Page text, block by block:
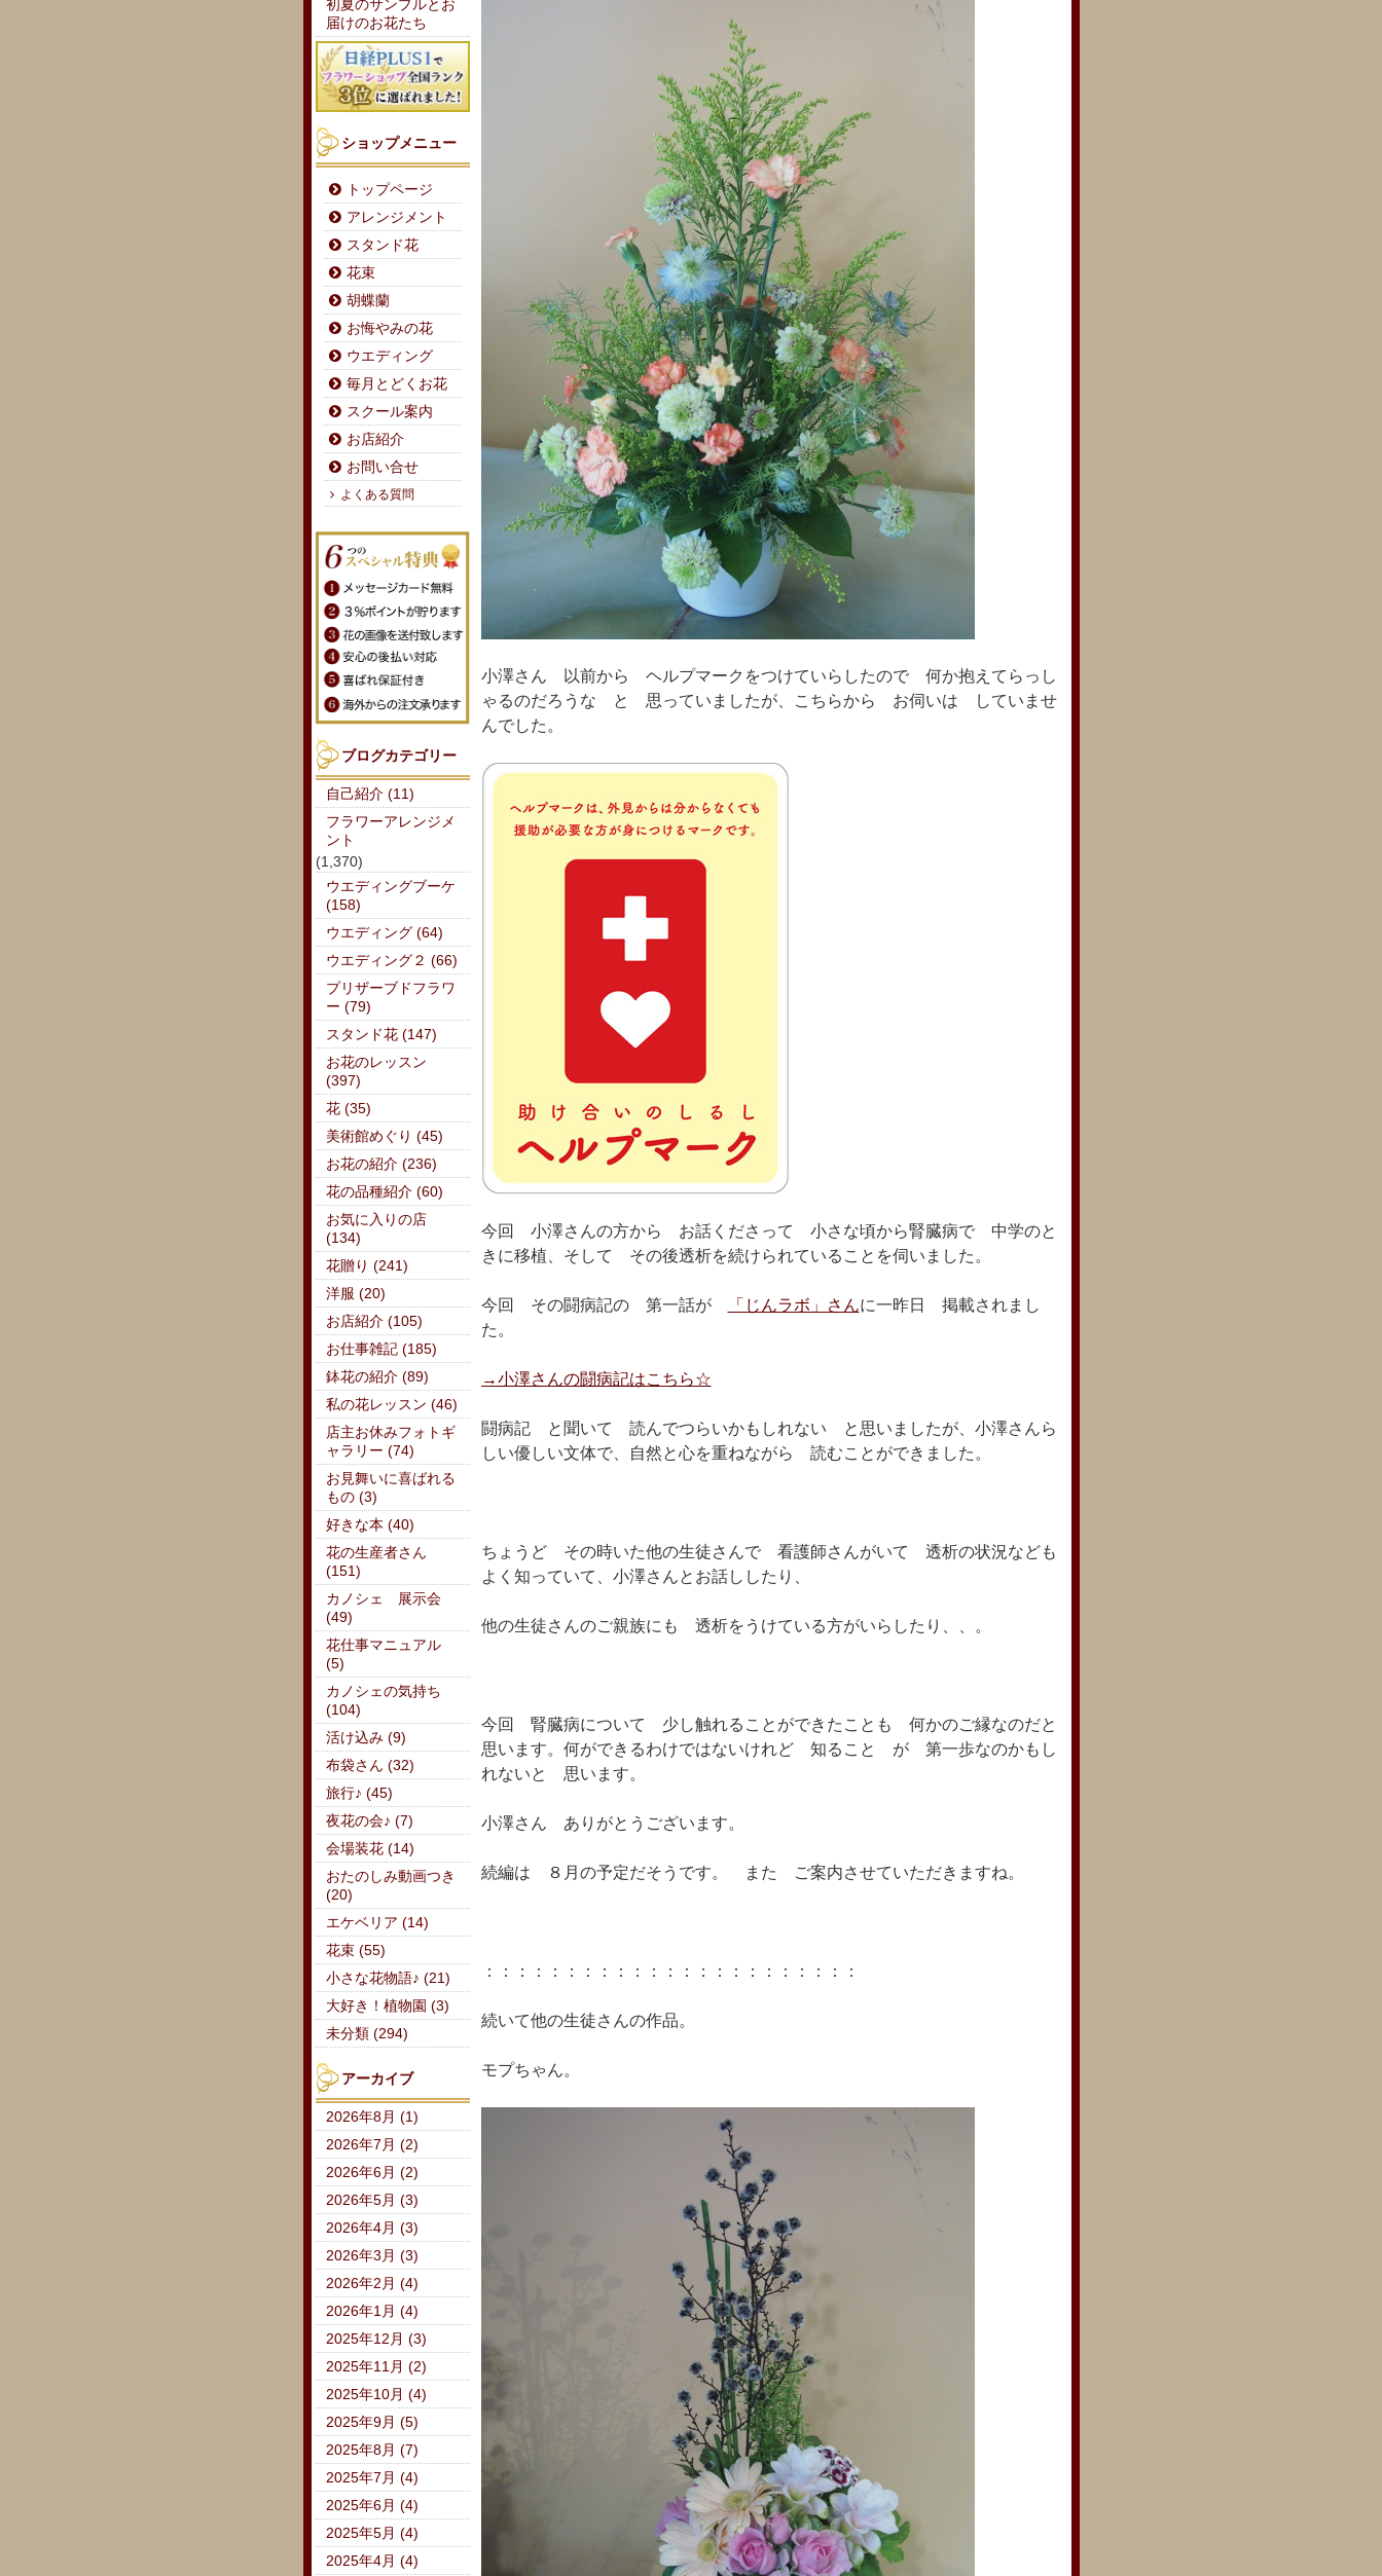
小澤さん 以前から ヘルプマークをつけていらしたので 何か抱えてらっし
ゃるのだろうな と 思っていましたが、こちらから お伺いは していませ
んでした。
今回 小澤さんの方から お話くださって 小さな頃から腎臓病で 中学のと
きに移植、そして その後透析を続けられていることを伺いました。
今回 その闘病記の 第一話が 「じんラボ」さんに一昨日 掲載されまし
た。
→小澤さんの闘病記はこちら☆
闘病記 と聞いて 読んでつらいかもしれない と思いましたが、小澤さんら
しい優しい文体で、自然と心を重ねながら 読むことができました。
ちょうど その時いた他の生徒さんで 看護師さんがいて 透析の状況なども
よく知っていて、小澤さんとお話ししたり、
他の生徒さんのご親族にも 透析をうけている方がいらしたり、、。
今回 腎臓病について 少し触れることができたことも 何かのご縁なのだと
思います。何ができるわけではないけれど 知ること が 第一歩なのかもし
れないと 思います。
小澤さん ありがとうございます。
続編は ８月の予定だそうです。 また ご案内させていただきますね。
：：：：：：：：：：：：：：：：：：：：：：：
続いて他の生徒さんの作品。
モプちゃん。
初夏のサンプルとお
届けのお花たち
ショップメニュー
トップページ
アレンジメント
スタンド花
花束
胡蝶蘭
お悔やみの花
ウエディング
毎月とどくお花
スクール案内
お店紹介
お問い合せ
よくある質問
ブログカテゴリー
自己紹介 (11)
フラワーアレンジメ
ント
(1,370)
ウエディングブーケ
(158)
ウエディング (64)
ウエディング２ (66)
プリザーブドフラワ
ー (79)
スタンド花 (147)
お花のレッスン
(397)
花 (35)
美術館めぐり (45)
お花の紹介 (236)
花の品種紹介 (60)
お気に入りの店
(134)
花贈り (241)
洋服 (20)
お店紹介 (105)
お仕事雑記 (185)
鉢花の紹介 (89)
私の花レッスン (46)
店主お休みフォトギ
ャラリー (74)
お見舞いに喜ばれる
もの (3)
好きな本 (40)
花の生産者さん
(151)
カノシェ 展示会
(49)
花仕事マニュアル
(5)
カノシェの気持ち
(104)
活け込み (9)
布袋さん (32)
旅行♪ (45)
夜花の会♪ (7)
会場装花 (14)
おたのしみ動画つき
(20)
エケベリア (14)
花束 (55)
小さな花物語♪ (21)
大好き！植物園 (3)
未分類 (294)
アーカイブ
2026年8月 (1)
2026年7月 (2)
2026年6月 (2)
2026年5月 (3)
2026年4月 (3)
2026年3月 (3)
2026年2月 (4)
2026年1月 (4)
2025年12月 (3)
2025年11月 (2)
2025年10月 (4)
2025年9月 (5)
2025年8月 (7)
2025年7月 (4)
2025年6月 (4)
2025年5月 (4)
2025年4月 (4)